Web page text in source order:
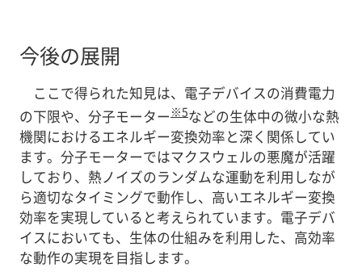
今後の展開
ここで得られた知見は、電子デバイスの消費電力
の下限や、分子モーター ※5などの生体中の微小な熱
機関におけるエネルギー変換効率と深く関係してい
ます。分子モーターではマクスウェルの悪魔が活躍
しており、熱ノイズのランダムな運動を利用しなが
ら適切なタイミングで動作し、高いエネルギー変換
効率を実現していると考えられています。電子デバ
イスにおいても、生体の仕組みを利用した、高効率
な動作の実現を目指します。